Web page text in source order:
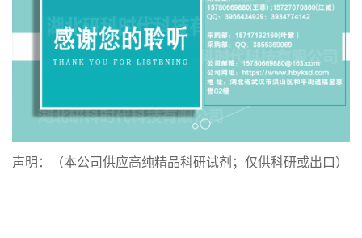
声明：（本公司供应高纯精品科研试剂；仅供科研或出口）